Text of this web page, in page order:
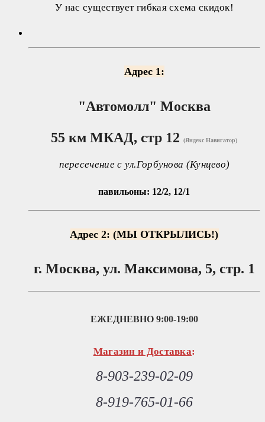
У нас существует гибкая схема скидок!
Адрес 1:
"Автомолл" Москва
55 км МКАД, стр 12 (Яндекс Навигатор)
пересечение с ул.Горбунова (Кунцево)
павильоны: 12/2, 12/1
Адрес 2: (МЫ ОТКРЫЛИСЬ!)
г. Москва, ул. Максимова, 5, стр. 1
ЕЖЕДНЕВНО 9:00-19:00
Магазин и Доставка:
8-903-239-02-09
8-919-765-01-66